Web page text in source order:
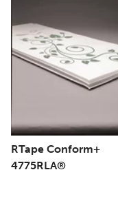
RTape Conform+
4775RLA®